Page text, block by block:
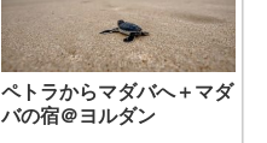
ペトラからマダバへ＋マダ
バの宿＠ヨルダン